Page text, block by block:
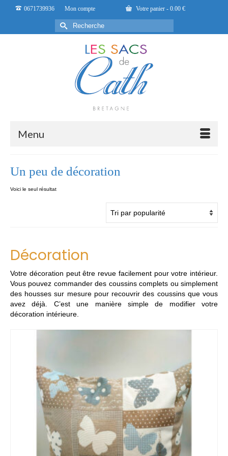
0671739936 Mon compte Votre panier - 0.00 €
Rechercher :
Menu
Un peu de décoration
Voici le seul résultat
Décoration
Votre décoration peut être revue facilement pour votre intérieur.
Vous pouvez commander des coussins complets ou simplement
des housses sur mesure pour recouvrir des coussins que vous
avez déjà. C’est une manière simple de modifier votre
décoration intérieure.